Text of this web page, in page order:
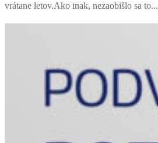
vrátane letov.Ako inak, nezaobišlo sa to...